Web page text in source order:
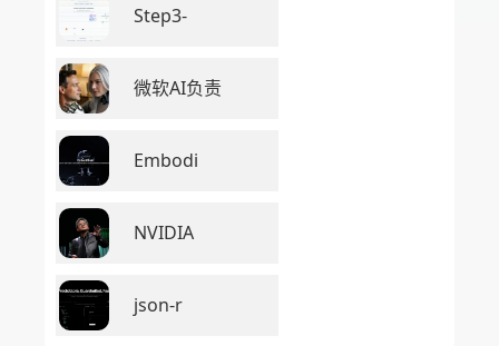
Step3-
微软AI负责
Embodi
NVIDIA
json-r